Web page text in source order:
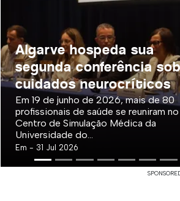
Algarve hospeda sua
segunda conferência
cuidados neurocríticos
Em 19 de junho de 2026, mais de 80
profissionais de saúde se reuniram no
Centro de Simulação Médica da
Universidade do...
Em - 31 Jul 2026